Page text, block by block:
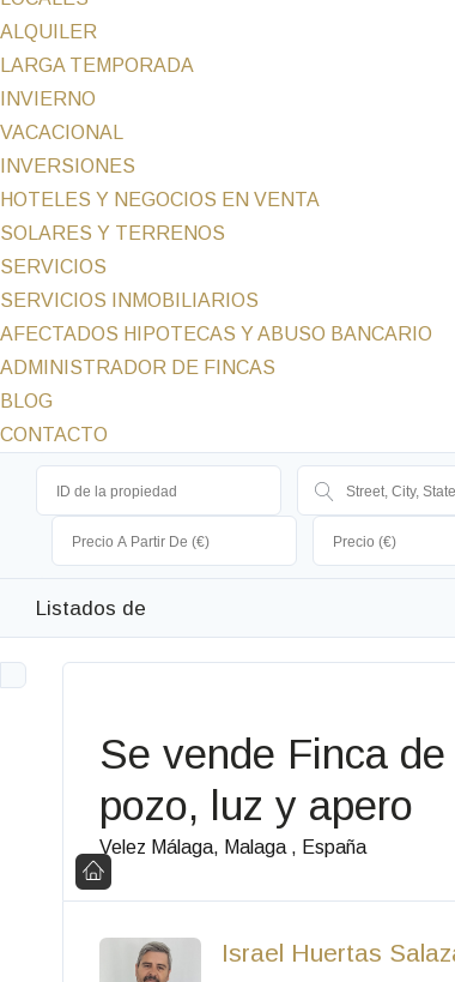
ALQUILER
LARGA TEMPORADA
INVIERNO
VACACIONAL
INVERSIONES
HOTELES Y NEGOCIOS EN VENTA
SOLARES Y TERRENOS
SERVICIOS
SERVICIOS INMOBILIARIOS
AFECTADOS HIPOTECAS Y ABUSO BANCARIO
ADMINISTRADOR DE FINCAS
BLOG
CONTACTO
Listados de
Se vende Finca
pozo, luz y apero
Velez Málaga, Malaga , España
Israel Huertas